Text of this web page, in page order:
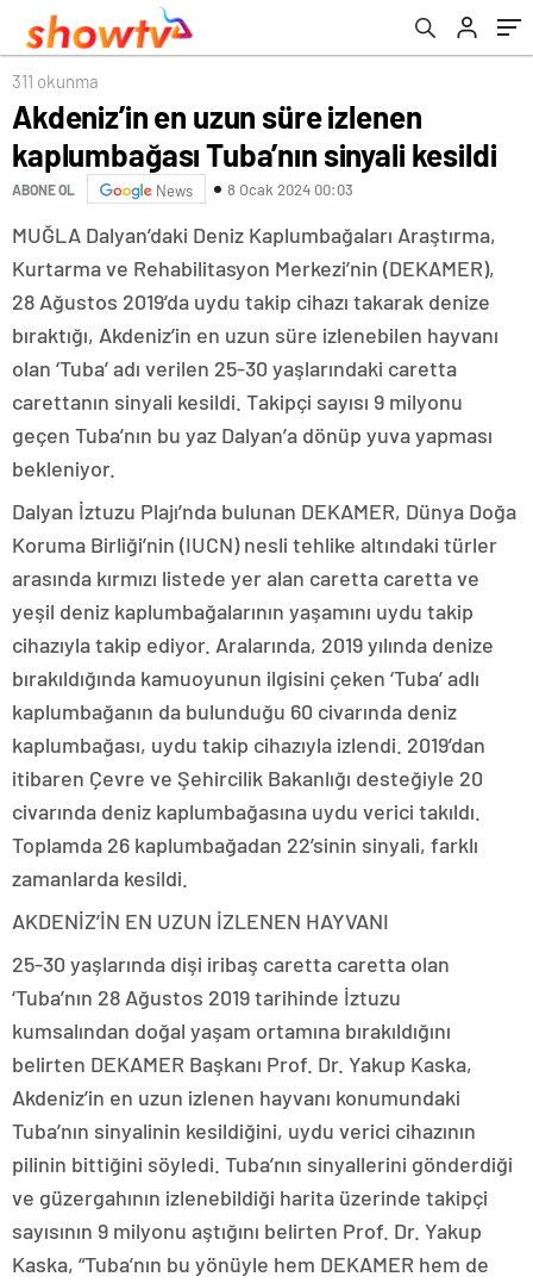
311 okunma
Akdeniz’in en uzun süre izlenen
kaplumbağası Tuba’nın sinyali kesildi
ABONE OL News 8 Ocak 2024 00:03
MUĞLA Dalyan’daki Deniz Kaplumbağaları Araştırma,
Kurtarma ve Rehabilitasyon Merkezi’nin (DEKAMER),
28 Ağustos 2019’da uydu takip cihazı takarak denize
bıraktığı, Akdeniz’in en uzun süre izlenebilen hayvanı
olan ‘Tuba’ adı verilen 25-30 yaşlarındaki caretta
carettanın sinyali kesildi. Takipçi sayısı 9 milyonu
geçen Tuba’nın bu yaz Dalyan’a dönüp yuva yapması
bekleniyor.
Dalyan İztuzu Plajı’nda bulunan DEKAMER, Dünya Doğa
Koruma Birliği’nin (IUCN) nesli tehlike altındaki türler
arasında kırmızı listede yer alan caretta caretta ve
yeşil deniz kaplumbağalarının yaşamını uydu takip
cihazıyla takip ediyor. Aralarında, 2019 yılında denize
bırakıldığında kamuoyunun ilgisini çeken ‘Tuba’ adlı
kaplumbağanın da bulunduğu 60 civarında deniz
kaplumbağası, uydu takip cihazıyla izlendi. 2019’dan
itibaren Çevre ve Şehircilik Bakanlığı desteğiyle 20
civarında deniz kaplumbağasına uydu verici takıldı.
Toplamda 26 kaplumbağadan 22’sinin sinyali, farklı
zamanlarda kesildi.
AKDENİZ’İN EN UZUN İZLENEN HAYVANI
25-30 yaşlarında dişi iribaş caretta caretta olan
‘Tuba’nın 28 Ağustos 2019 tarihinde İztuzu
kumsalından doğal yaşam ortamına bırakıldığını
belirten DEKAMER Başkanı Prof. Dr. Yakup Kaska,
Akdeniz’in en uzun izlenen hayvanı konumundaki
Tuba’nın sinyalinin kesildiğini, uydu verici cihazının
pilinin bittiğini söyledi. Tuba’nın sinyallerini gönderdiği
ve güzergahının izlenebildiği harita üzerinde takipçi
sayısının 9 milyonu aştığını belirten Prof. Dr. Yakup
Kaska, “Tuba’nın bu yönüyle hem DEKAMER hem de